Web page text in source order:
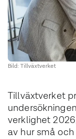
Tillväxtverket
verklighet
av hur små
Bild: Tillväxtverket